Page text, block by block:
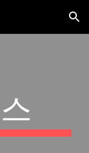
Skip to navigation